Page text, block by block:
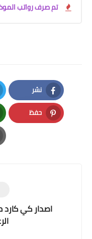
تم صرف رواتب الموظفين
نشر
Facebook
حفظ
Pinterest
اصدار كي